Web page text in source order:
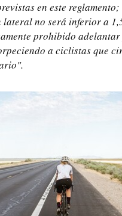
en este
no será inferior a
prohibido
a ciclistas que